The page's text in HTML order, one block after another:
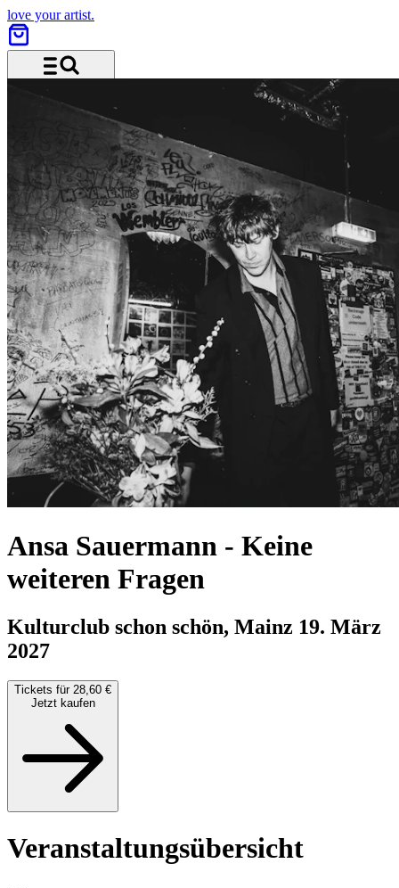
love your artist.
Ansa Sauermann - Keine
weiteren Fragen
Kulturclub schon schön, Mainz 19. März
2027
Tickets für 28,60 €
Jetzt kaufen
Veranstaltungsübersicht